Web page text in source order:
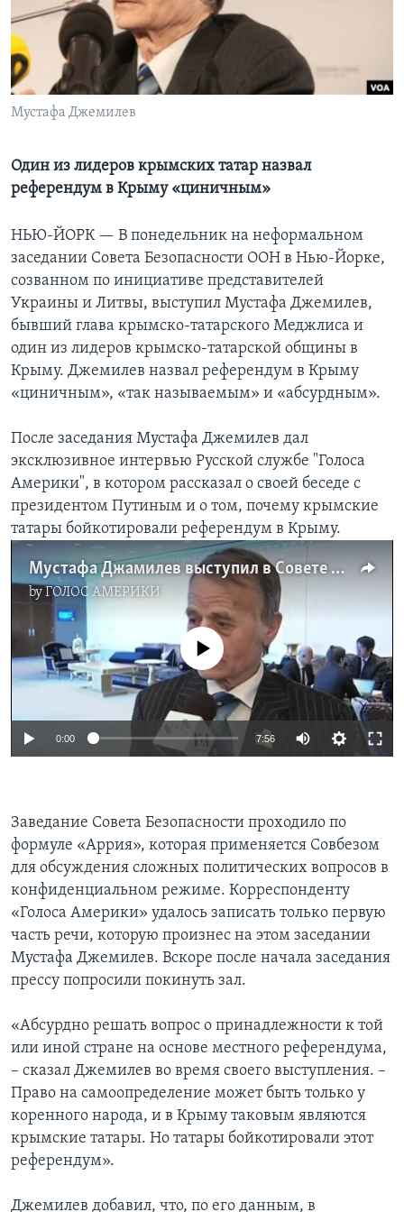
Learning English
СОЦИАЛЬНЫЕ СЕТИ
Языки
Мустафа Джемилев
Один из лидеров крымских татар назвал
референдум в Крыму «циничным»
НЬЮ-ЙОРК — В понедельник на неформальном
заседании Совета Безопасности ООН в Нью-Йорке,
созванном по инициативе представителей
Украины и Литвы, выступил Мустафа Джемилев,
бывший глава крымско-татарского Меджлиса и
один из лидеров крымско-татарской общины в
Крыму. Джемилев назвал референдум в Крыму
«циничным», «так называемым» и «абсурдным».
После заседания Мустафа Джемилев дал
эксклюзивное интервью Русской службе "Голоса
Америки", в котором рассказал о своей беседе с
президентом Путиным и о том, почему крымские
татары бойкотировали референдум в Крыму.
Мустафа Джамилев выступил в Совете Безопасности ООН
byГОЛОС АМЕРИКИ
No media source currently available
0:00 7:56
Заведание Совета Безопасности проходило по
формуле «Аррия», которая применяется Совбезом
для обсуждения сложных политических вопросов в
конфиденциальном режиме. Корреспонденту
«Голоса Америки» удалось записать только первую
часть речи, которую произнес на этом заседании
Мустафа Джемилев. Вскоре после начала заседания
прессу попросили покинуть зал.
«Абсурдно решать вопрос о принадлежности к той
или иной стране на основе местного референдума,
– сказал Джемилев во время своего выступления. –
Право на самоопределение может быть только у
коренного народа, и в Крыму таковым являются
крымские татары. Но татары бойкотировали этот
референдум».
Джемилев добавил, что, по его данным, в